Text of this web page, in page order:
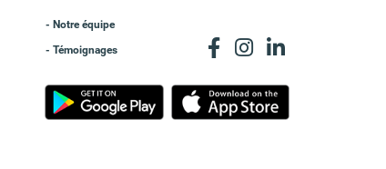
- Notre équipe
- Témoignages